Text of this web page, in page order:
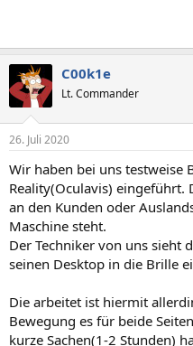
C00k1e
Lt. Commander
26. Juli 2020
Wir haben bei uns testweise
Reality(Oculavis)
an den Kunden oder
Maschine steht.
Der Techniker von uns sieht
seinen Desktop in die Brille
Die arbeitet ist hiermit
Bewegung es für beide
kurze Sachen(1-2 Stunden)